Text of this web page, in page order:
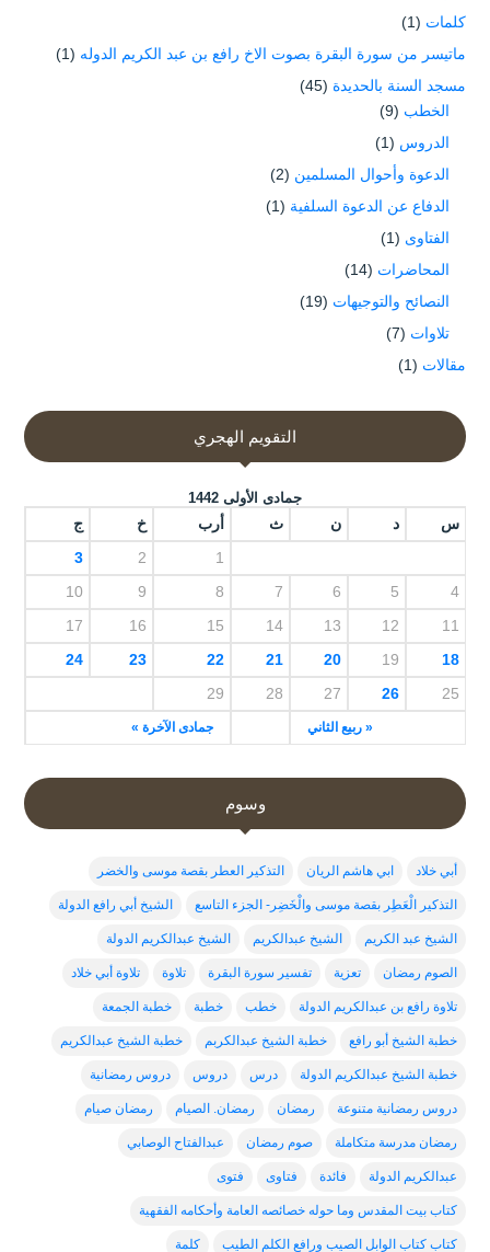
كلمات (1)
ماتيسر من سورة البقرة بصوت الاخ رافع بن عبد الكريم الدوله (1)
مسجد السنة بالحديدة (45)
الخطب (9)
الدروس (1)
الدعوة وأحوال المسلمين (2)
الدفاع عن الدعوة السلفية (1)
الفتاوى (1)
المحاضرات (14)
النصائح والتوجيهات (19)
تلاوات (7)
مقالات (1)
التقويم الهجري
جمادى الأولى 1442
س د ن ث أرب خ ج
« ربيع الثاني جمادى الآخرة »
1
2
3
4
5
6
7
8
9
10
11
12
13
14
15
16
17
18
19
20
21
22
23
24
25
26
27
28
29
وسوم
أبي خلاد ابي هاشم الريان التذكير العطر بقصة موسى والخضر
التذكير الْعَطِر بقصة موسى والْخَضِر- الجزء التاسع الشيخ أبي رافع الدولة
الشيخ عبد الكريم الشيخ عبدالكريم الشيخ عبدالكريم الدولة
الصوم رمضان تعزية تفسير سورة البقرة تلاوة تلاوة أبي خلاد
تلاوة رافع بن عبدالكريم الدولة خطب خطبة خطبة الجمعة
خطبة الشيخ أبو رافع خطبة الشيخ عبدالكربم خطبة الشيخ عبدالكريم
خطبة الشيخ عبدالكريم الدولة درس دروس دروس رمضانية
دروس رمضانية متنوعة رمضان رمضان. الصيام رمضان صيام
رمضان مدرسة متكاملة صوم رمضان عبدالفتاح الوصابي
عبدالكريم الدولة فائدة فتاوى فتوى
كتاب بيت المقدس وما حوله خصائصه العامة وأحكامه الفقهية
كتاب كتاب الوابل الصيب ورافع الكلم الطيب كلمة